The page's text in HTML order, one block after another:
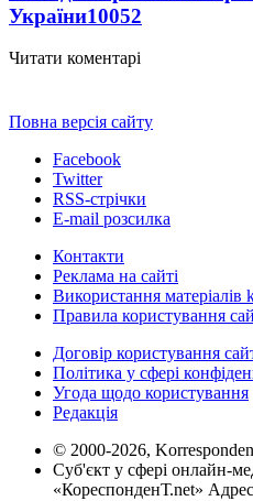
України10052
Читати коментарі
Повна версія сайту
Facebook
Twitter
RSS-стрічки
E-mail розсилка
Контакти
Реклама на сайті
Використання матеріалів
Правила користування
Договір користування
Політика у сфері
Угода щодо користування
Редакція
© 2000-2026,
Суб'єкт у сфері онлайн-
«КореспонденТ.net»